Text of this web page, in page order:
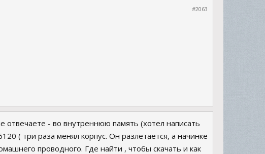
#2063
отвечаете - во внутреннюю память (хотел написать
( три раза менял корпус. Он разлетается, а начинке
проводного. Где найти , чтобы скачать и как